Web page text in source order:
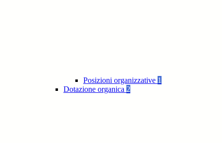
Posizioni organizzative 1
Dotazione organica 2